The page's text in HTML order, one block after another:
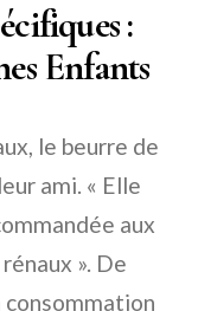
:
Enfants
le beurre de
ami. « Elle
aux
». De
consommation